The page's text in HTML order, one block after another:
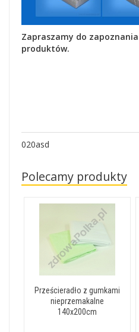
Zapraszamy do
produktów.
020asd
Polecamy produkty
Prześcieradło z gumkami
nieprzemakalne
140x200cm